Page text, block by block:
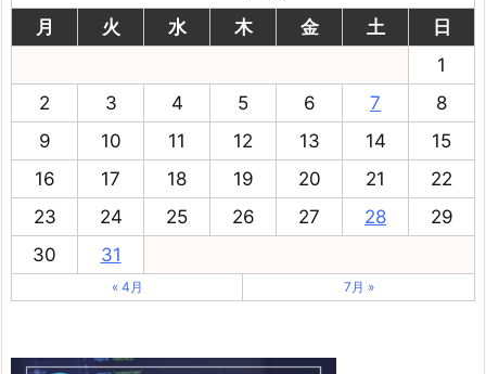
月
火 水 木 金 土
日
1
2
3 4 5 6 7
8
9
10 11 12 13 14
15
16
17 18 19 20 21
22
23
24 25 26 27 28
29
30
31
« 4月 7月 »